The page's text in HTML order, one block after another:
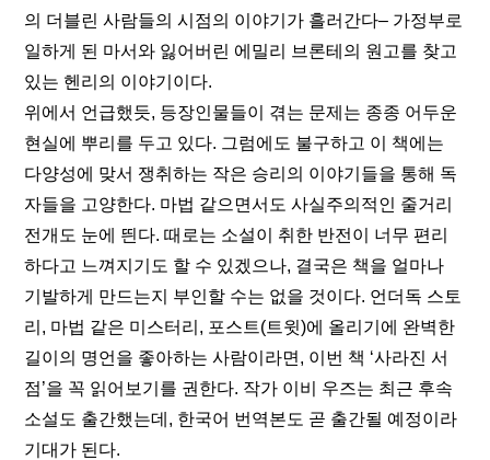
의 더블린 사람들의 시점의 이야기가 흘러간다– 가정부로
일하게 된 마서와 잃어버린 에밀리 브론테의 원고를 찾고
있는 헨리의 이야기이다.
위에서 언급했듯, 등장인물들이 겪는 문제는 종종 어두운
현실에 뿌리를 두고 있다. 그럼에도 불구하고 이 책에는
다양성에 맞서 쟁취하는 작은 승리의 이야기들을 통해 독
자들을 고양한다. 마법 같으면서도 사실주의적인 줄거리
전개도 눈에 띈다. 때로는 소설이 취한 반전이 너무 편리
하다고 느껴지기도 할 수 있겠으나, 결국은 책을 얼마나
기발하게 만드는지 부인할 수는 없을 것이다. 언더독 스토
리, 마법 같은 미스터리, 포스트(트윗)에 올리기에 완벽한
길이의 명언을 좋아하는 사람이라면, 이번 책 ‘사라진 서
점’을 꼭 읽어보기를 권한다. 작가 이비 우즈는 최근 후속
소설도 출간했는데, 한국어 번역본도 곧 출간될 예정이라
기대가 된다.